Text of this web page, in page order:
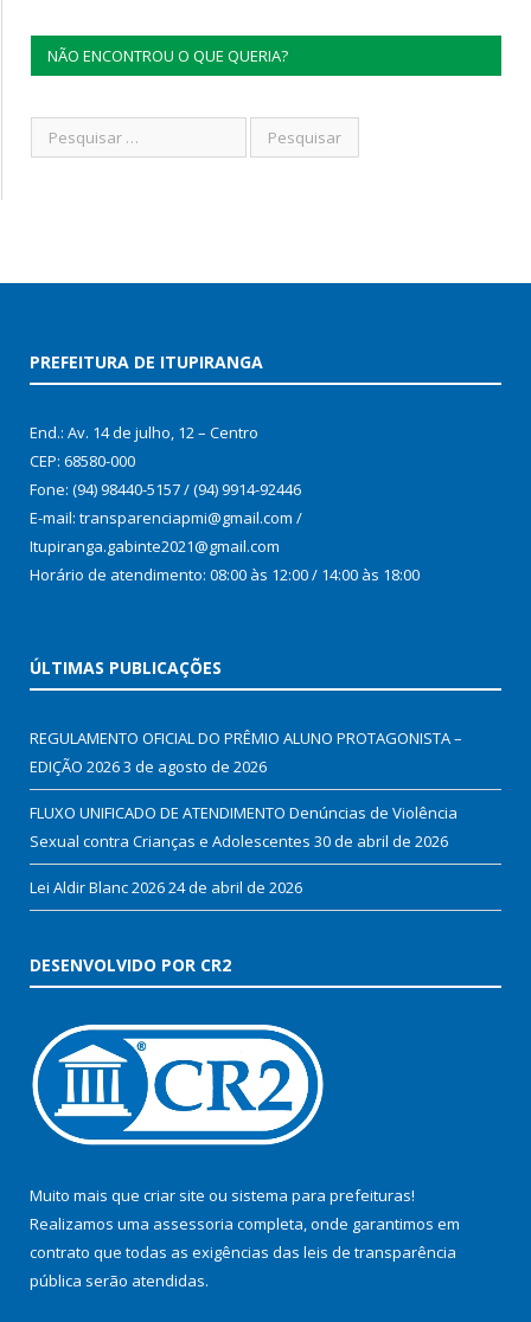
NÃO ENCONTROU O QUE QUERIA?
PREFEITURA DE ITUPIRANGA
End.: Av. 14 de julho, 12 – Centro
CEP: 68580-000
Fone: (94) 98440-5157 / (94) 9914-92446
E-mail: transparenciapmi@gmail.com /
Itupiranga.gabinte2021@gmail.com
Horário de atendimento: 08:00 às 12:00 / 14:00 às 18:00
ÚLTIMAS PUBLICAÇÕES
REGULAMENTO OFICIAL DO PRÊMIO ALUNO PROTAGONISTA –
EDIÇÃO 20263 de agosto de 2026
FLUXO UNIFICADO DE ATENDIMENTO Denúncias de Violência
Sexual contra Crianças e Adolescentes 30 de abril de 2026
Lei Aldir Blanc 202624 de abril de 2026
DESENVOLVIDO POR CR2
Muito mais que criar site ou sistema para prefeituras!
Realizamos uma assessoria completa, onde garantimos em
contrato que todas as exigências das leis de transparência
pública serão atendidas.